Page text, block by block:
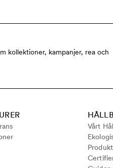
kollektioner, kampanjer, rea och
Vårt